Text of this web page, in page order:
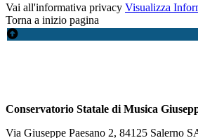
Vai all'informativa privacy Visualizza
Torna a inizio pagina
Conservatorio Statale di Musica
Via Giuseppe Paesano 2, 84125 Salerno